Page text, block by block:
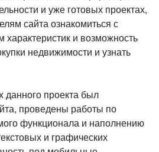
и уже готовых проектах,
сайта ознакомиться с
и возможность
недвижимости и узнать
данного проекта был
проведены работы по
функционала и наполнению
и графических